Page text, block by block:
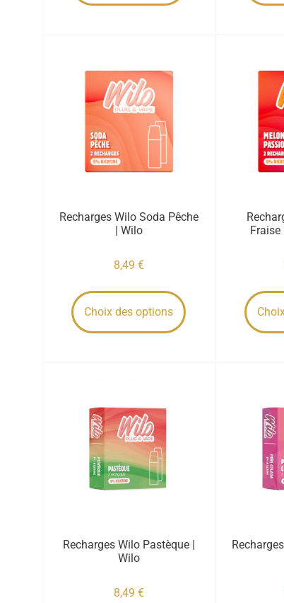
Recharges Wilo Soda Pêche
| Wilo
8,49 €
Choix des options
Recharges Wilo Pastèque |
Wilo
8,49 €